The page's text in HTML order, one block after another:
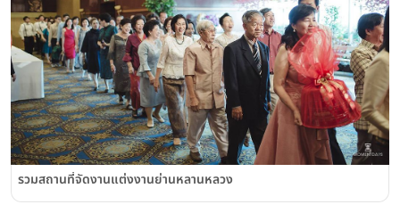
รวมสถานที่จัดงานแต่งงานย่านหลานหลวง